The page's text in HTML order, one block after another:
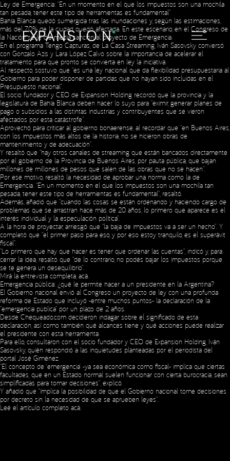
Ley de Emergencia: “En un momento en el que los impuestos son una mochila
tan pesada, tener este tipo de herramientas es fundamental”
Bahía Blanca quedó sumergida tras las inundaciones y, según las estimaciones,
más del 70% de la ciudad quedó afectada. En este escenario, en el Congreso de
la Nación se le dio media sanción al proyecto de Emergencia.
En el programa Tengo Capturas, de La Casa Streaming, Iván Sasovsky conversó
con Gonzalo Azis y Lara López Calvo sobre la importancia de acelerar el
tratamiento para que pronto se convierta en ley la iniciativa.
Al respecto, sostuvo que “es una ley nacional que da flexibilidad presupuestaria al
Gobierno para poder disponer de partidas que no hayan sido incluidas en el
Presupuesto nacional”.
El socio fundador y CEO de Expansion Holding recordó que la provincia y la
legislatura de Bahía Blanca deben hacer lo suyo para “eximir, generar planes de
pago o subsidios a las distintas industrias y contribuyentes que se vieron
afectados por esta catástrofe”.
Aprovechó para criticar al gobierno bonaerense, al recordar que “en Buenos Aires,
con los impuestos más altos de la historia, no se hicieron obras de
mantenimiento y de adecuación”.
Y resaltó que “hay otros canales de streaming que están bancados directamente
por el gobierno de la Provincia de Buenos Aires, por pauta pública, que bajan
millones de millones de pesos que salen de las obras que no se hacen”.
Por ese motivo, resaltó la necesidad de aprobar una norma como la de
Emergencia. “En un momento en el que los impuestos son una mochila tan
pesada, tener este tipo de herramientas es fundamental”, resaltó.
Además, añadió que “cuando las cosas se están ordenando y haciendo cargo de
problemas que se arrastran hace más de 20 años, lo primero que aparece es el
interés individual y la especulación política”.
A la hora de proyectar, arriesgó que “la baja de impuestos va a ser un hecho”. Y
completó que “el primer paso para eso, y por eso estoy tranquilo, es el superávit
fiscal”.
“Lo primero que hay que hacer es tener que ordenar las cuentas”, indicó y, para
cerrar la idea, resaltó que “de lo contrario, no podés bajar los impuestos porque
se te genera un desequilibrio”.
Mirá la entrevista completa, acá
Emergencia pública: ¿qué le permite hacer a un presidente en la Argentina?
El Gobierno nacional envió al Congreso un proyecto de ley con una profunda
reforma de Estado que incluyó -entre muchos puntos- la declaración de la
“emergencia pública” por un plazo de 2 años.
Desde Chequeado.com decidieron indagar sobre el significado de esta
declaración, así como también qué alcances tiene y qué acciones puede realizar
el presidente con esta herramienta.
Para ello, consultaron con el socio fundador y CEO de Expansion Holding, Iván
Sasovsky, quién respondió a las inquietudes planteadas por el periodista del
portal José Giménez.
“El concepto de ‘emergencia’ -ya sea económica como fiscal- implica que ciertas
facultades, que en un Estado normal suelen funcionar con cierta burocracia, sean
simplificadas para tomar decisiones”, explicó.
Y añadió que “implica la posibilidad de que el Gobierno nacional tome decisiones
por decreto sin la necesidad de que se aprueben leyes”.
Leé el artículo completo acá
Copyright © 2023 Expansion.Todos los derechos reservados.
Política de Privacidad
Social Media